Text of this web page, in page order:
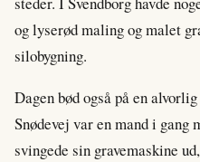
og lyserød maling og malet
silobygning.
Dagen bød også på en
Snødevej var en mand i gang
svingede sin gravemaskine